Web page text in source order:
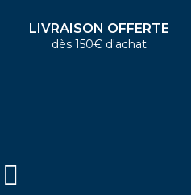
LIVRAISON OFFERTE
dès 150€ d'achat